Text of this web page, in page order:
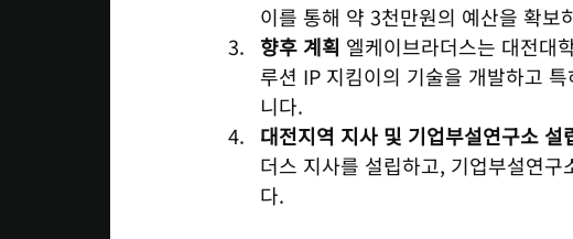
이를 통해 약 3천만원의 예산을 확보
향후 계획 엘케이브라더스는 대전대
루션 IP 지킴이의 기술을 개발하고
니다.
대전지역 지사 및 기업부설연구소 설
더스 지사를 설립하고, 기업부설연
다.